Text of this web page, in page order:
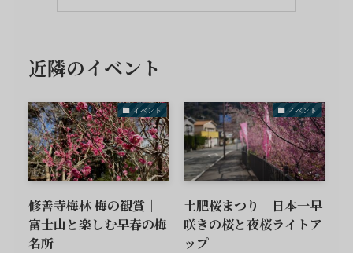
近隣のイベント
イベント
修善寺梅林 梅の観賞｜
富士山と楽しむ早春の梅
名所
イベント
土肥桜まつり｜日本一早
咲きの桜と夜桜ライトア
ップ